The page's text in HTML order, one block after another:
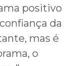
positivo
da
mas é
o